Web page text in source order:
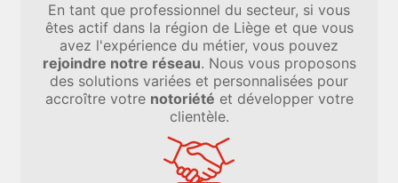
En tant que professionnel du secteur, si vous
êtes actif dans la région de Liège et que vous
avez l'expérience du métier, vous pouvez
rejoindre notre réseau. Nous vous proposons
des solutions variées et personnalisées pour
accroître votre notoriété et développer votre
clientèle.